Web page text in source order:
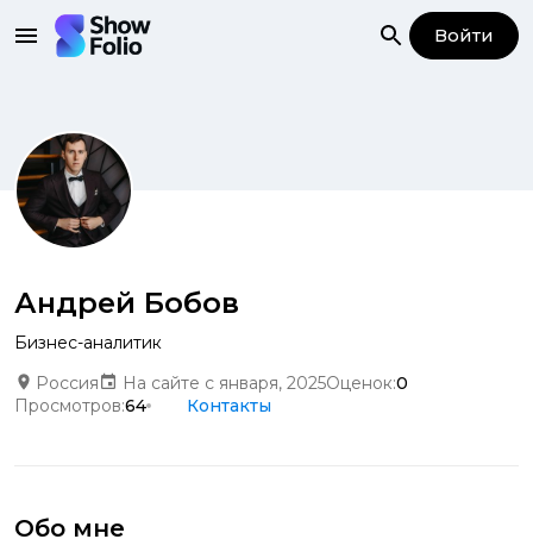
Войти
Андрей Бобов
Бизнес-аналитик
Россия
На сайте с января, 2025Оценок:0
Просмотров:64 Контакты
Обо мне